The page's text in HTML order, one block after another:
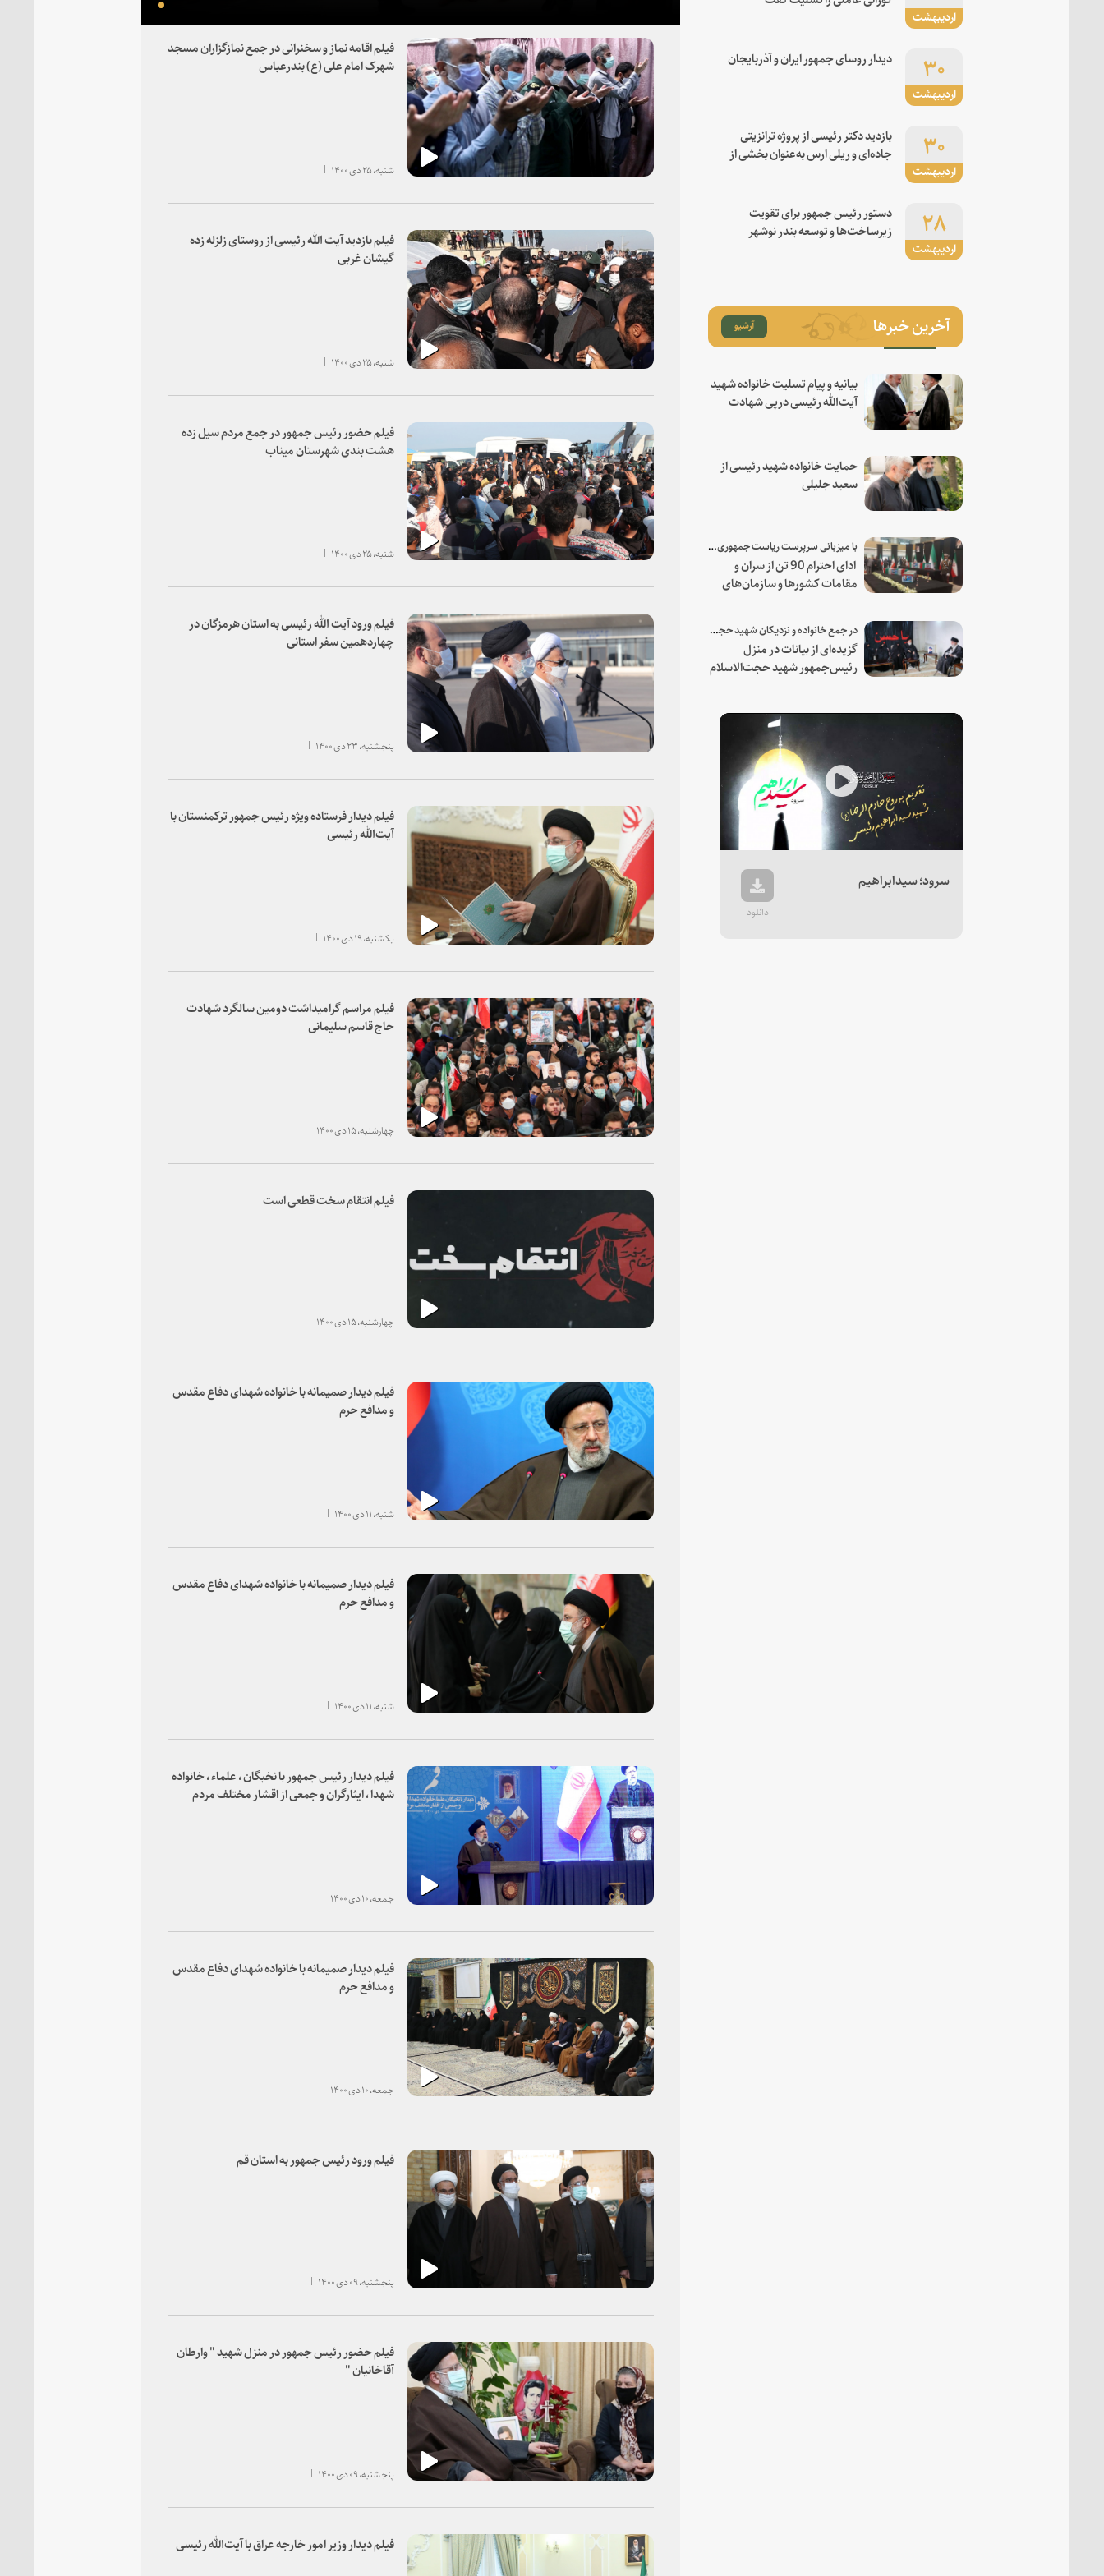
فیلم اقامه نماز و سخنرانی در جمع نمازگزاران مسجد
شهرک امام علی (ع) بندرعباس
شنبه، ۲۵ دی ۱۴۰۰
فیلم بازدید آیت الله رئیسی از روستای زلزله زده
گیشان غربی
شنبه، ۲۵ دی ۱۴۰۰
فیلم حضور رئیس جمهور در جمع مردم سیل زده
هشت بندی شهرستان میناب
شنبه، ۲۵ دی ۱۴۰۰
فیلم ورود آیت الله رئیسی به استان هرمزگان در
چهاردهمین سفر استانی
پنجشنبه، ۲۳ دی ۱۴۰۰
فیلم دیدار فرستاده ویژه رئیس جمهور ترکمنستان با
آیت‌الله رئیسی
یکشنبه، ۱۹ دی ۱۴۰۰
فیلم مراسم گرامیداشت دومین سالگرد شهادت
حاج قاسم سلیمانی
چهارشنبه، ۱۵ دی ۱۴۰۰
فیلم انتقام سخت قطعی است
چهارشنبه، ۱۵ دی ۱۴۰۰
فیلم دیدار صمیمانه با خانواده شهدای دفاع مقدس
و مدافع حرم
شنبه، ۱۱ دی ۱۴۰۰
فیلم دیدار صمیمانه با خانواده شهدای دفاع مقدس
و مدافع حرم
شنبه، ۱۱ دی ۱۴۰۰
فیلم دیدار رئیس جمهور با نخبگان ، علماء ، خانواده
شهدا ، ایثارگران و جمعی از اقشار مختلف مردم
جمعه، ۱۰ دی ۱۴۰۰
فیلم دیدار صمیمانه با خانواده شهدای دفاع مقدس
و مدافع حرم
جمعه، ۱۰ دی ۱۴۰۰
فیلم ورود رئیس‌ جمهور به استان قم
پنجشنبه، ۰۹ دی ۱۴۰۰
فیلم حضور رئیس جمهور در منزل شهید " وارطان
آقاخانیان "
پنجشنبه، ۰۹ دی ۱۴۰۰
فیلم دیدار وزیر امور خارجه عراق با آیت‌الله رئیسی
اردیبهشت
اردیبهشت
۳۰ دیدار روسای جمهور ایران و آذربایجان
اردیبهشت
۳۰
بازدید دکتر رئیسی از پروژه ترانزیتی
جاده‌ای و ریلی ارس به‌عنوان بخشی از
اردیبهشت
۲۸
دستور رئیس جمهور برای تقویت
زیرساخت‌ها و توسعه بندر نوشهر
آخرین خبرها آرشیو
بیانیه و پیام تسلیت خانواده شهید
آیت‌الله رئیسی درپی شهادت
حمایت خانواده شهید رئیسی از
سعید جلیلی
با میزبانی سرپرست ریاست جمهوری صورت گرفت؛
ادای احترام 90 تن از سران و
مقامات کشورها و سازمان‌های
در جمع خانواده و نزدیکان شهید حجت‌الاسلام‌والمسلمین رئیسی:
گزیده‌ای از بیانات در منزل
رئیس‌جمهور شهید حجت‌الاسلام
Play
Video
سرود؛ سیدابراهیم
دانلود